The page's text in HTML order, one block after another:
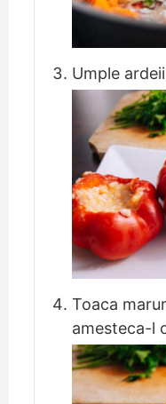
Umple
Toaca
amesteca-l